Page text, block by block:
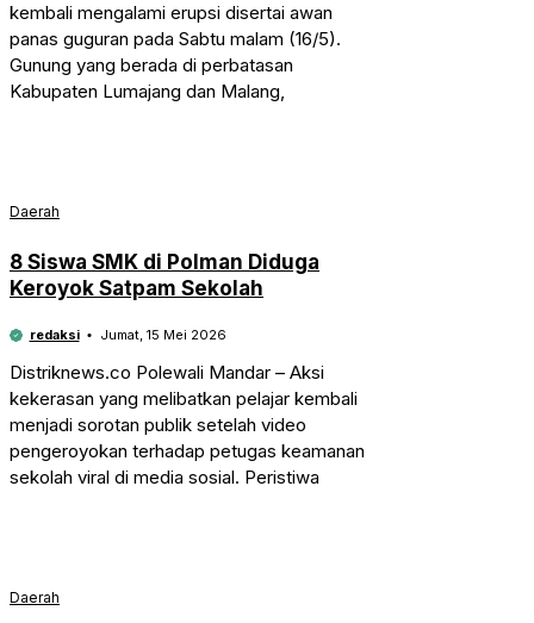
kembali mengalami erupsi disertai awan
panas guguran pada Sabtu malam (16/5).
Gunung yang berada di perbatasan
Kabupaten Lumajang dan Malang,
Daerah
8 Siswa SMK di Polman Diduga
Keroyok Satpam Sekolah
redaksi Jumat, 15 Mei 2026
Distriknews.co Polewali Mandar – Aksi
kekerasan yang melibatkan pelajar kembali
menjadi sorotan publik setelah video
pengeroyokan terhadap petugas keamanan
sekolah viral di media sosial. Peristiwa
Daerah